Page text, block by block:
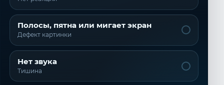
Полосы, пятна или мигает экран
Дефект картинки
Нет звука
Тишина